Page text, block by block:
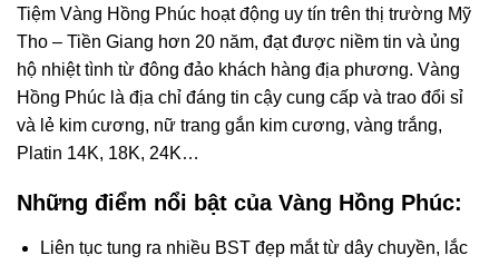
Tiệm Vàng Hồng Phúc hoạt động uy tín trên thị trường Mỹ
Tho – Tiền Giang hơn 20 năm, đạt được niềm tin và ủng
hộ nhiệt tình từ đông đảo khách hàng địa phương. Vàng
Hồng Phúc là địa chỉ đáng tin cậy cung cấp và trao đổi sỉ
và lẻ kim cương, nữ trang gắn kim cương, vàng trắng,
Platin 14K, 18K, 24K…
Những điểm nổi bật của Vàng Hồng Phúc:
Liên tục tung ra nhiều BST đẹp mắt từ dây chuyền, lắc